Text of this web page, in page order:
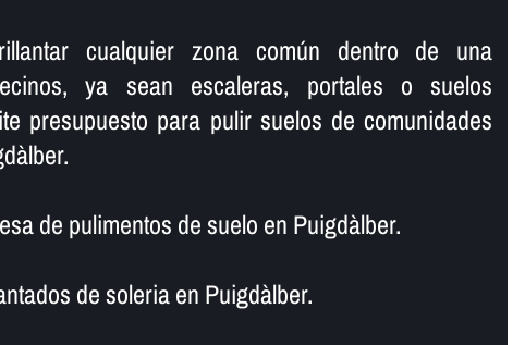
cualquier zona común dentro de una
ya sean escaleras, portales o suelos
presupuesto para pulir suelos de comunidades
de pulimentos de suelo en Puigdàlber.
de soleria en Puigdàlber.